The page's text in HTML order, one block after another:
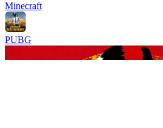
Minecraft
PUBG